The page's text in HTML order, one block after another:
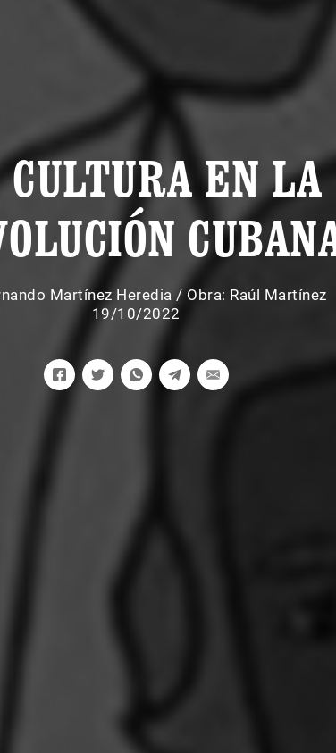
EN LA
Martínez Heredia / Obra: Raúl Martínez
19/10/2022